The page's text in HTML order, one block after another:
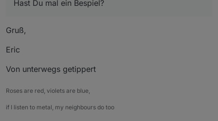
Hast Du mal ein Bespiel?
Gruß,
Eric
Von unterwegs getippert
Roses are red, violets are blue,
if I listen to metal, my neighbours do too